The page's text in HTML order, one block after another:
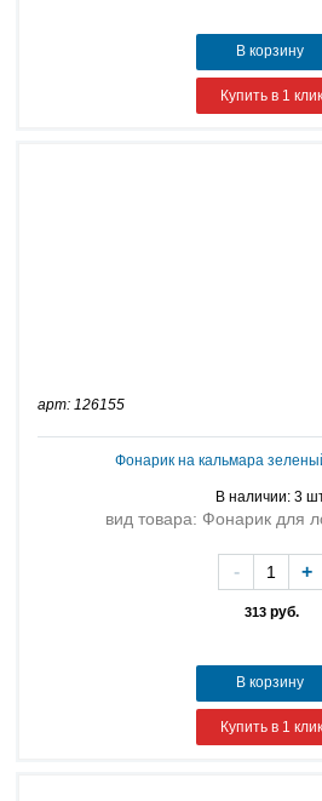
В корзину
Купить в 1 клик
арт: 126155
Фонарик на кальмара
В наличии: 3
вид товара: Фонарик для
313руб.
- +
В корзину
Купить в 1 клик